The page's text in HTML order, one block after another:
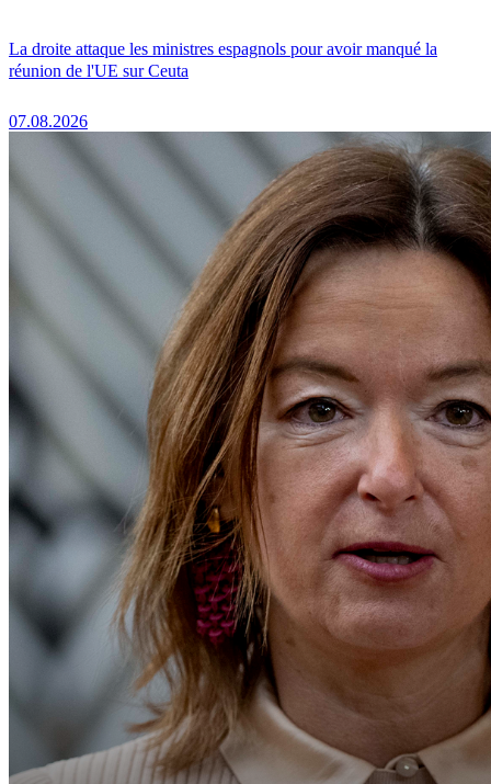
La droite attaque les ministres espagnols pour avoir manqué la
réunion de l'UE sur Ceuta
07.08.2026